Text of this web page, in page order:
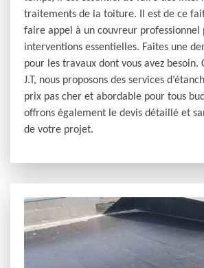
traitements de la toiture. Il est de ce
faire appel à un couvreur professionnel
interventions essentielles. Faites une
pour les travaux dont vous avez besoin.
J.T, nous proposons des services
prix pas cher et abordable pour tous
offrons également le devis détaillé et
de votre projet.